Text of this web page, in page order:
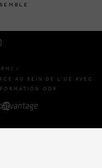
-
AU SEIN DE L'UE AVEC
ODR